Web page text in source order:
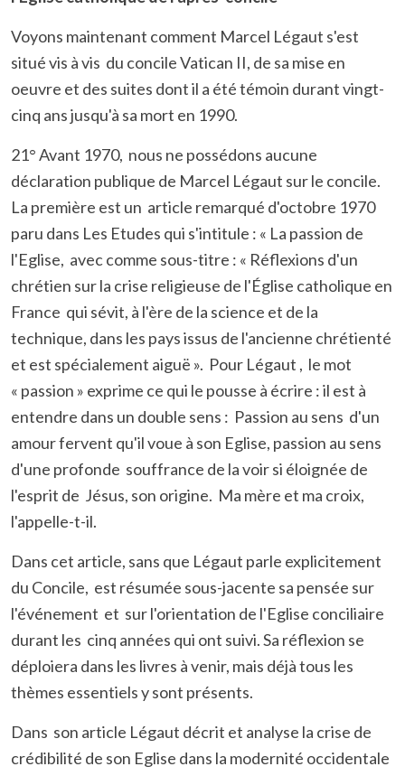
Voyons maintenant comment Marcel Légaut s'est
situé vis à vis du concile Vatican II, de sa mise en
oeuvre et des suites dont il a été témoin durant vingt-
cinq ans jusqu'à sa mort en 1990.
21° Avant 1970, nous ne possédons aucune
déclaration publique de Marcel Légaut sur le concile.
La première est un article remarqué d'octobre 1970
paru dans Les Etudes qui s'intitule : « La passion de
l'Eglise, avec comme sous-titre : « Réflexions d'un
chrétien sur la crise religieuse de l'Église catholique en
France qui sévit, à l'ère de la science et de la
technique, dans les pays issus de l'ancienne chrétienté
et est spécialement aiguë ». Pour Légaut , le mot
« passion » exprime ce qui le pousse à écrire : il est à
entendre dans un double sens : Passion au sens d'un
amour fervent qu'il voue à son Eglise, passion au sens
d'une profonde souffrance de la voir si éloignée de
l'esprit de Jésus, son origine. Ma mère et ma croix,
l'appelle-t-il.
Dans cet article, sans que Légaut parle explicitement
du Concile, est résumée sous-jacente sa pensée sur
l'événement et sur l'orientation de l'Eglise conciliaire
durant les cinq années qui ont suivi. Sa réflexion se
déploiera dans les livres à venir, mais déjà tous les
thèmes essentiels y sont présents.
Dans son article Légaut décrit et analyse la crise de
crédibilité de son Eglise dans la modernité occidentale